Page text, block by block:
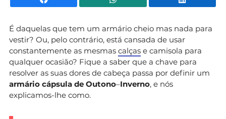
É daquelas que tem um armário cheio mas nada para
vestir? Ou, pelo contrário, está cansada de usar
constantemente as mesmas calças e camisola para
qualquer ocasião? Fique a saber que a chave para
resolver as suas dores de cabeça passa por definir um
armário cápsula de Outono–Inverno, e nós
explicamos-lhe como.